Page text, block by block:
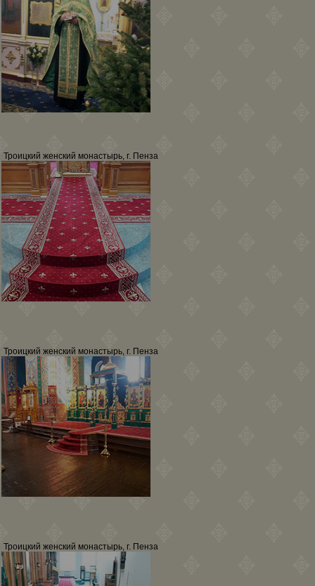
Троицкий женский монастырь, г. Пенза
Троицкий женский монастырь, г. Пенза
Троицкий женский монастырь, г. Пенза